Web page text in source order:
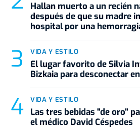
Hallan muerto a un recién
después de que su madre
hospital por una
VIDA Y ESTILO
El lugar favorito de Silvia
Bizkaia para desconectar
VIDA Y ESTILO
Las tres bebidas "de oro"
el médico David Céspedes